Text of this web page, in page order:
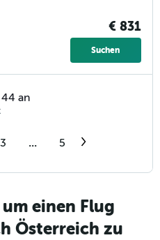
€ 831
Suchen
an
3 ... 5
einen Flug
Österreich zu